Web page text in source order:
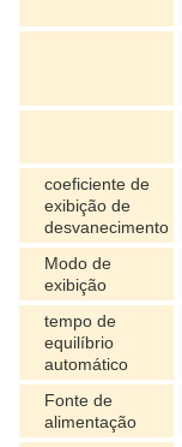
coeficiente de
exibição de
desvanecimento
Modo de
exibição
tempo de
equilíbrio
automático
Fonte de
alimentação